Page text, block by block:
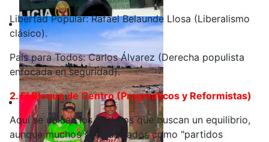
Libertad Popular: Rafael Belaunde Llosa (Liberalismo
clásico).
País para Todos: Carlos Álvarez (Derecha populista
enfocada en seguridad).
2. El Bloque de Centro (Pragmáticos y Reformistas)
Aquí se ubican los partidos que buscan un equilibrio,
aunque muchos son señalados como "partidos